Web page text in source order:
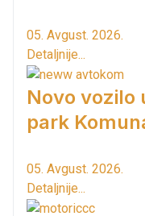
05. Avgust. 2026.
Detaljnije...
Novo vozilo
park
05. Avgust. 2026.
Detaljnije...